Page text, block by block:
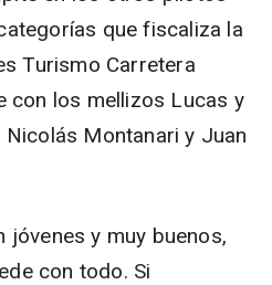
que fiscaliza la
Turismo Carretera
con los mellizos Lucas y
Montanari y Juan
jóvenes y muy buenos,
con todo. Si